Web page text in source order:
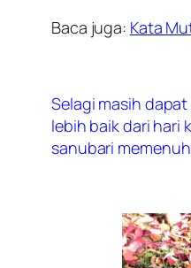
Baca juga: Kata
Selagi masih
lebih baik dari hari
sanubari